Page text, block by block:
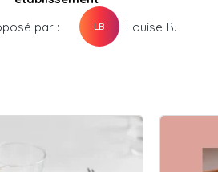
par :
LB Louise B.